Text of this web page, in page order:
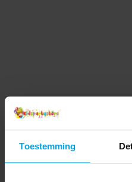
Toestemming